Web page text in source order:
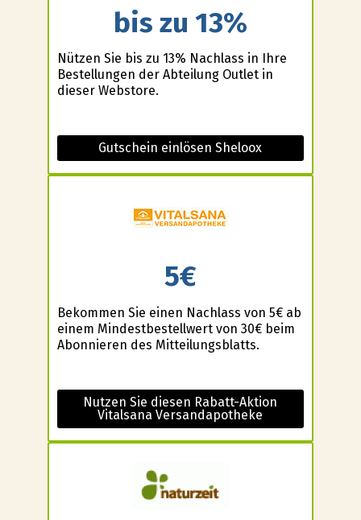
bis zu 13%
Nützen Sie bis zu 13% Nachlass in Ihre
Bestellungen der Abteilung Outlet in
dieser Webstore.
Gutschein einlösen Sheloox
5€
Bekommen Sie einen Nachlass von 5€ ab
einem Mindestbestellwert von 30€ beim
Abonnieren des Mitteilungsblatts.
Nutzen Sie diesen Rabatt-Aktion
Vitalsana Versandapotheke